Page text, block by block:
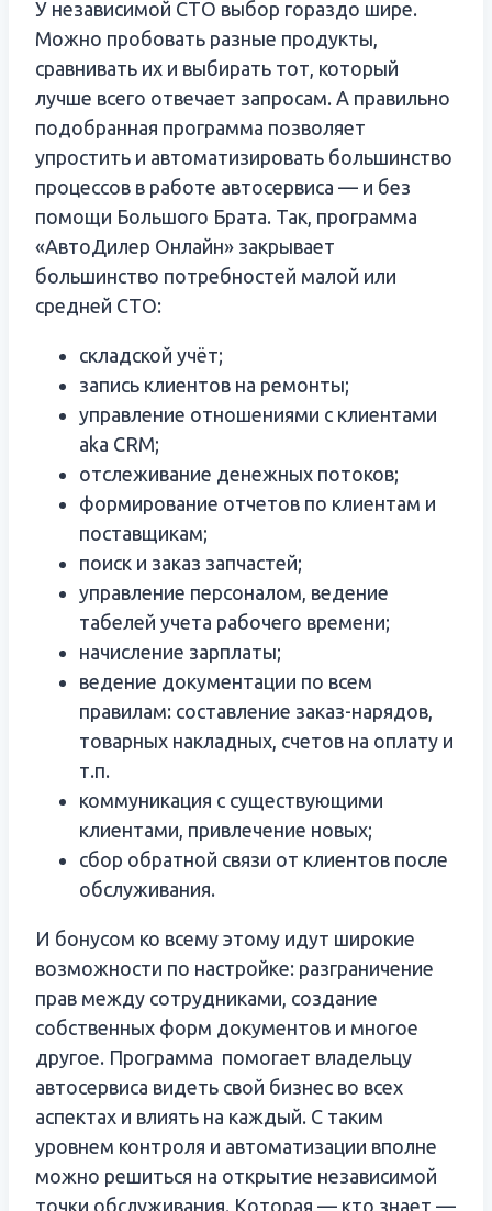
У независимой СТО выбор гораздо шире.
Можно пробовать разные продукты,
сравнивать их и выбирать тот, который
лучше всего отвечает запросам. А правильно
подобранная программа позволяет
упростить и автоматизировать большинство
процессов в работе автосервиса — и без
помощи Большого Брата. Так, программа
«АвтоДилер Онлайн» закрывает
большинство потребностей малой или
средней СТО:
складской учёт;
запись клиентов на ремонты;
управление отношениями с клиентами
aka CRM;
отслеживание денежных потоков;
формирование отчетов по клиентам и
поставщикам;
поиск и заказ запчастей;
управление персоналом, ведение
табелей учета рабочего времени;
начисление зарплаты;
ведение документации по всем
правилам: составление заказ-нарядов,
товарных накладных, счетов на оплату и
т.п.
коммуникация с существующими
клиентами, привлечение новых;
сбор обратной связи от клиентов после
обслуживания.
И бонусом ко всему этому идут широкие
возможности по настройке: разграничение
прав между сотрудниками, создание
собственных форм документов и многое
другое. Программа помогает владельцу
автосервиса видеть свой бизнес во всех
аспектах и влиять на каждый. С таким
уровнем контроля и автоматизации вполне
можно решиться на открытие независимой
точки обслуживания. Которая — кто знает —